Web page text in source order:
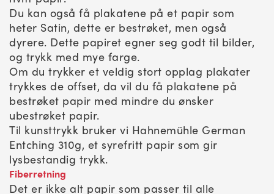
Du kan også få plakatene på et papir som
heter Satin, dette er bestrøket, men også
dyrere. Dette papiret egner seg godt til bilder,
og trykk med mye farge.
Om du trykker et veldig stort opplag plakater
trykkes de offset, da vil du få plakatene på
bestrøket papir med mindre du ønsker
ubestrøket papir.
Til kunsttrykk bruker vi Hahnemühle German
Entching 310g, et syrefritt papir som gir
lysbestandig trykk.
Fiberretning
Det er ikke alt papir som passer til alle